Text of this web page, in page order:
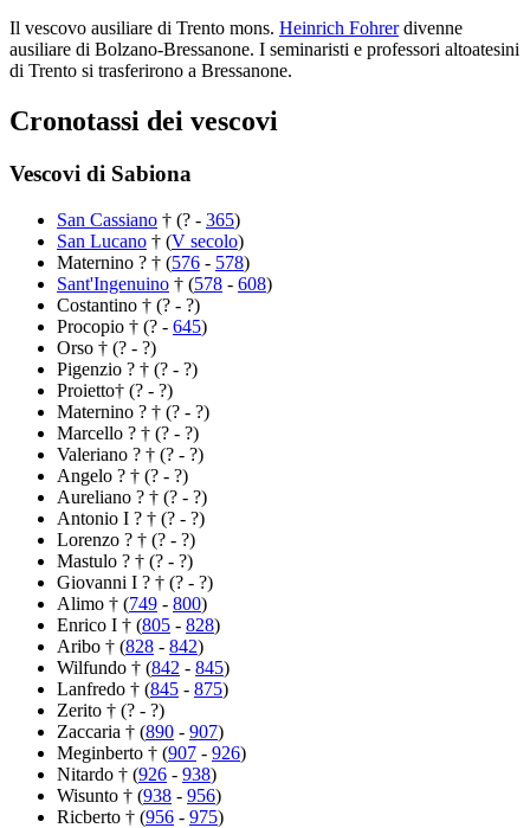
Il vescovo ausiliare di Trento mons. Heinrich Fohrerdivenne
ausiliare di Bolzano-Bressanone. I seminaristi e professori altoatesini
di Trento si trasferirono a Bressanone.
Cronotassi dei vescovi
Vescovi di Sabiona
San Cassiano † (? - 365)
San Lucano † (V secolo)
Maternino ? † (576 - 578)
Sant'Ingenuino † (578 - 608)
Costantino † (? - ?)
Procopio † (? - 645)
Orso † (? - ?)
Pigenzio ? † (? - ?)
Proietto† (? - ?)
Maternino ? † (? - ?)
Marcello ? † (? - ?)
Valeriano ? † (? - ?)
Angelo ? † (? - ?)
Aureliano ? † (? - ?)
Antonio I ? † (? - ?)
Lorenzo ? † (? - ?)
Mastulo ? † (? - ?)
Giovanni I ? † (? - ?)
Alimo † (749 - 800)
Enrico I † (805 - 828)
Aribo † (828 - 842)
Wilfundo † (842 - 845)
Lanfredo † (845 - 875)
Zerito † (? - ?)
Zaccaria † (890 - 907)
Meginberto † (907 - 926)
Nitardo † (926 - 938)
Wisunto † (938 - 956)
Ricberto † (956 - 975)